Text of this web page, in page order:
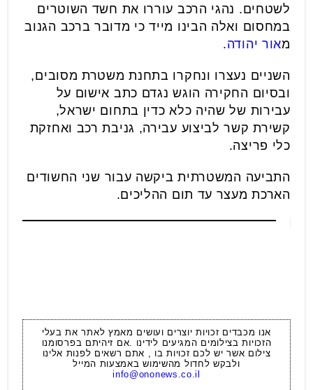
לשטחים. נהגי הרכב עוררו את חשד השוטרים
במחסום ואלה הבינו מייד כי מדובר ברכב הגנוב
מאור יהודה.
השניים נעצרו ונחקרו בתחנת משטרת מסובים,
ובסיום החקירה הוגש נגדם כתב אישום על
עבירות של שהיה כלא כדין בתחום ישראל,
קשירת קשר לביצוע עבירה, גניבת רכב ואחזקת
כלי פריצה.
התביעה המשטרתית ביקשה עבור שני החשודים
הארכת מעצר עד תום ההליכים.
אנו מכבדים זכויות יוצרים ועושים מאמץ לאתר את בעלי
הזכויות בצילומים המגיעים לידינו .אם זיהיתם בפרסומנו
צילום אשר יש לכם זכויות בו , אתם רשאים לפנות אלינו
ולבקש לחדול מהשימוש באמצעות המייל
info@ononews.co.il